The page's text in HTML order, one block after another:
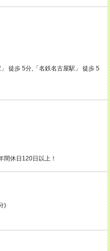
徒歩 5分,「名鉄名古屋駅」 徒歩 5
休日120日以上！
)